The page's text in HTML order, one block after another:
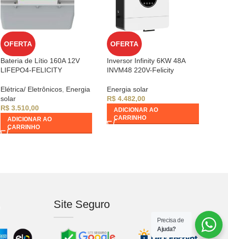
OFERTA
Bateria de Lítio 160A 12V
LIFEPO4-FELICITY
Elétrica/ Eletrônicos, Energia
solar
R$3.510,00
ADICIONAR AO
CARRINHO
OFERTA
Inversor Infinity 6KW 48A
INVM48 220V-Felicity
Energia solar
R$ 4.482,00
ADICIONAR AO
CARRINHO
Site Seguro
Precisa de
Ajuda?